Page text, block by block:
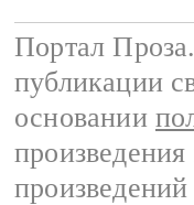
Портал
публикации
основании